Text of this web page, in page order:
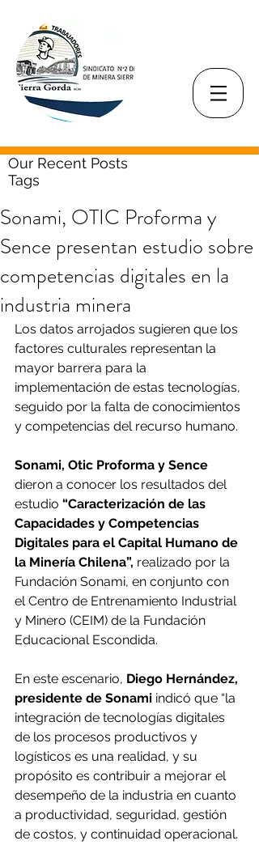
Our Recent Posts
Tags
Sonami, OTIC Proforma y
Sence presentan estudio sobre
competencias digitales en la
industria minera
Los datos arrojados sugieren que los
factores culturales representan la
mayor barrera para la
implementación de estas tecnologías,
seguido por la falta de conocimientos
y competencias del recurso humano.
Sonami, Otic Proforma y Sence
dieron a conocer los resultados del
estudio “Caracterización de las
Capacidades y Competencias
Digitales para el Capital Humano de
la Minería Chilena”, realizado por la
Fundación Sonami, en conjunto con
el Centro de Entrenamiento Industrial
y Minero (CEIM) de la Fundación
Educacional Escondida.
En este escenario, Diego Hernández,
presidente de Sonami indicó que “la
integración de tecnologías digitales
de los procesos productivos y
logísticos es una realidad, y su
propósito es contribuir a mejorar el
desempeño de la industria en cuanto
a productividad, seguridad, gestión
de costos, y continuidad operacional.